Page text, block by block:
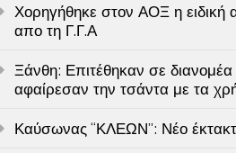
Χορηγήθηκε στον ΑΟΞ η ειδική
απο τη Γ.Γ.Α
Ξάνθη: Επιτέθηκαν σε διανομέα
αφαίρεσαν την τσάντα με τα
Καύσωνας “ΚΛΕΩΝ”: Νέο